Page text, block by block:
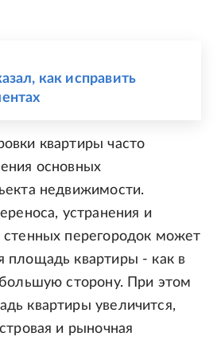
как исправить
квартиры часто
основных
недвижимости.
устранения и
стенных перегородок может
площадь квартиры - как в
сторону. При этом
квартиры увеличится,
и рыночная